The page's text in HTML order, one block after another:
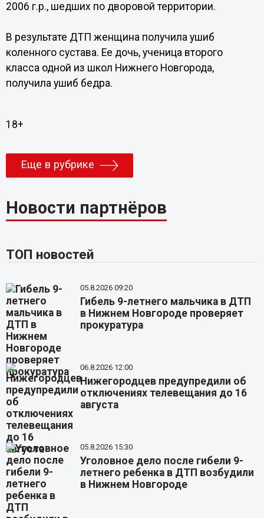
2006 г.р., шедших по дворовой территории.
В результате ДТП женщина получила ушиб
коленного сустава. Ее дочь, ученица второго
класса одной из школ Нижнего Новгорода,
получила ушиб бедра.
18+
Еще в рубрике
Новости партнёров
ТОП новостей
05.8.2026 09:20
Гибель 9-летнего мальчика в ДТП
в Нижнем Новгороде проверяет
прокуратура
06.8.2026 12:00
Нижегородцев предупредили об
отключениях телевещания до 16
августа
05.8.2026 15:30
Уголовное дело после гибели 9-
летнего ребенка в ДТП возбудили
в Нижнем Новгороде